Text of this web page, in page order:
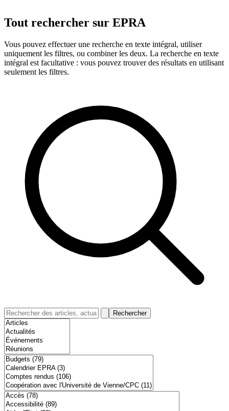
Tout rechercher sur EPRA
Vous pouvez effectuer une recherche en texte intégral, utiliser
uniquement les filtres, ou combiner les deux. La recherche en texte
intégral est facultative : vous pouvez trouver des résultats en utilisant
seulement les filtres.
Rechercher